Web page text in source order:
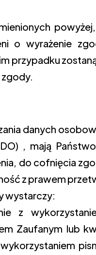
o wyrażenie
przypadku
zgody.
danych
, mają
do cofnięcia
z prawem
wystarczy:
z
Zaufanym lub